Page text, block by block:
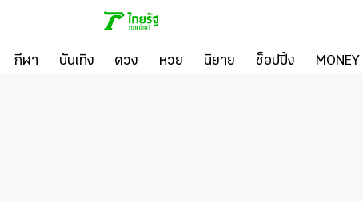
กีฬา บันเทิง ดวง หวย นิยาย ช็อปปิ้ง MONEY